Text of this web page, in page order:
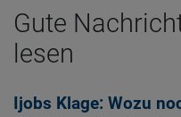
Gute
lesen
Ijobs Klage: Wozu